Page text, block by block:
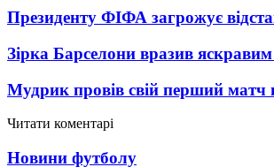
Президенту ФІФА загрожує
Зірка Барселони вразив
Мудрик провів свій перший матч
Читати коментарі
Новини футболу